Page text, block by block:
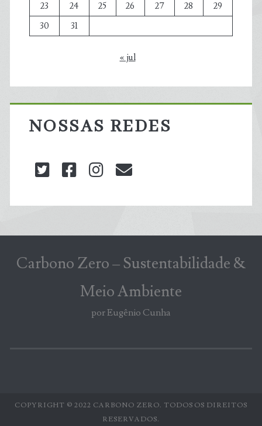
23
24 25 26 27 28
29
30
31
« jul
NOSSAS REDES
twitterfacebookinstagram
Carbono Zero – Sustentabilidade &
Meio Ambiente
por Eugênio Cunha
COPYRIGHT © 2022 CARBONO ZERO. TODOS OS DIREITOS
RESERVADOS.